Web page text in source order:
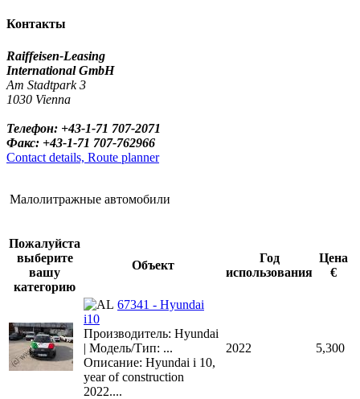
Контакты
Raiffeisen-Leasing
International GmbH
Am Stadtpark 3
1030 Vienna
Телефон: +43-1-71 707-2071
Факс: +43-1-71 707-762966
Contact details, Route planner
Малолитражные автомобили
Пожалуйста
выберите
вашу
категорию
Объект
Год
использования
Цена
€
67341 - Hyundai
i10
Производитель: Hyundai
| Модель/Тип: ...
Описание: Hyundai i 10,
year of construction
2022....
2022 5,300